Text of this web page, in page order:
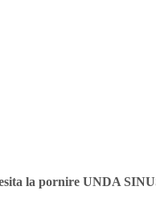
la pornire UNDA